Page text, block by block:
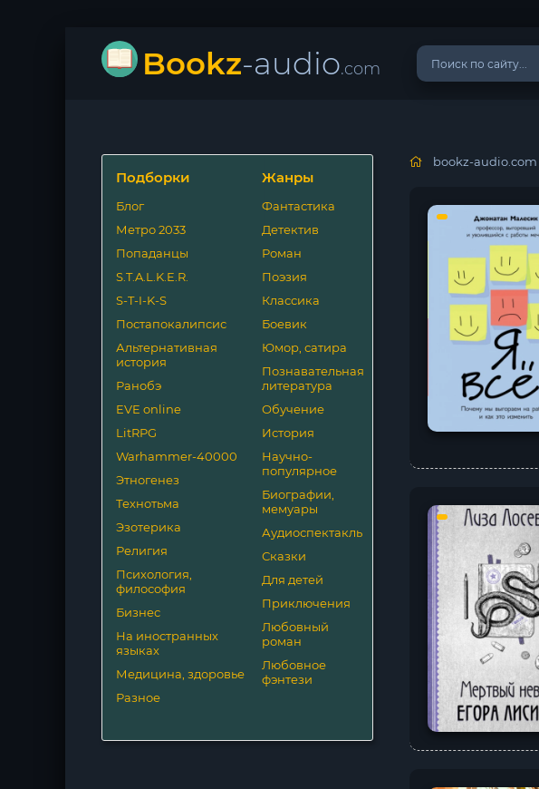
Bookz-audio.com
Подборки
Блог
Метро 2033
Попаданцы
S.T.A.L.K.E.R.
S-T-I-K-S
Постапокалипсис
Альтернативная
история
Ранобэ
EVE online
LitRPG
Warhammer-40000
Этногенез
Технотьма
Эзотерика
Религия
Психология,
философия
Бизнес
На иностранных
языках
Медицина, здоровье
Разное
Жанры
Фантастика
Детектив
Роман
Поэзия
Классика
Боевик
Юмор, сатира
Познавательная
литература
Обучение
История
Научно-
популярное
Биографии,
мемуары
Аудиоспектакль
Сказки
Для детей
Приключения
Любовный
роман
Любовное
фэнтези
bookz-audio.com